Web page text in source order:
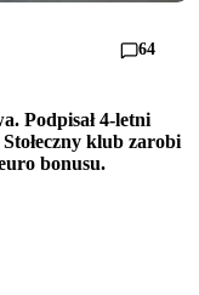
64
Podpisał 4-letni
klub zarobi
bonusu.